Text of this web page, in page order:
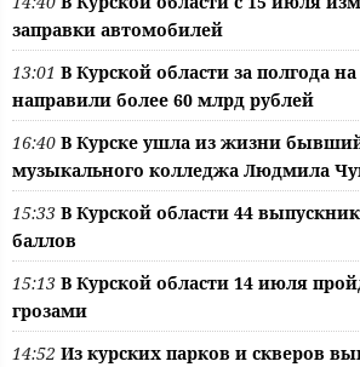
заправки автомобилей
13:01 В Курской области за полгода
направили более 60 млрд рублей
16:40 В Курске ушла из жизни
музыкального колледжа Людмила
15:33 В Курской области 44
баллов
15:13 В Курской области 14 июля
грозами
14:52 Из курских парков и скверов